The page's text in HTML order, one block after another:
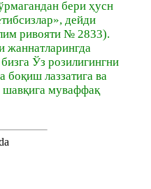
бери ҳусн
дейди
ривояти № 2833).
жаннатларингда
Ўз розилигингни
лаззатига ва
муваффақ